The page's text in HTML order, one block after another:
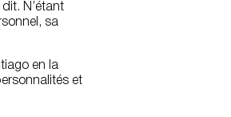
N’étant
sa
en la
et